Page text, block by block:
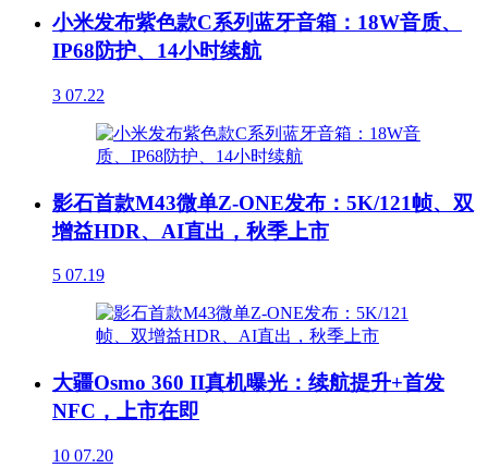
小米发布紫色款C系列蓝牙音箱：18W音质、
IP68防护、14小时续航
3 07.22
影石首款M43微单Z-ONE发布：5K/121帧、双
增益HDR、AI直出，秋季上市
5 07.19
大疆Osmo 360 II真机曝光：续航提升+首发
NFC，上市在即
10 07.20